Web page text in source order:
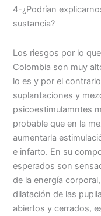
4-¿Podrían
sustancia?
Los riesgos por lo
Colombia son muy
lo es y por el
suplantaciones y
psicoestimulamntes
probable que en la
aumentarla
e infarto. En su
esperados son
de la energía
dilatación de las
abiertos y cerrados,